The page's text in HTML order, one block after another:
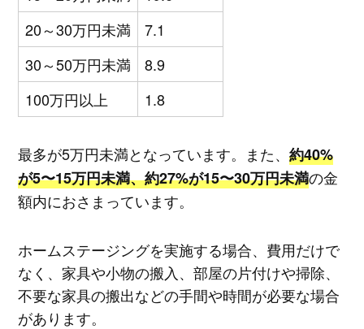
20～30万円未満
7.1
30～50万円未満
8.9
100万円以上
1.8
最多が5万円未満となっています。また、 約40%
が5〜15万円未満、約27%が15〜30万円未満の金
額内におさまっています。
ホームステージングを実施する場合、費用だけで
なく、家具や小物の搬入、部屋の片付けや掃除、
不要な家具の搬出などの手間や時間が必要な場合
があります。